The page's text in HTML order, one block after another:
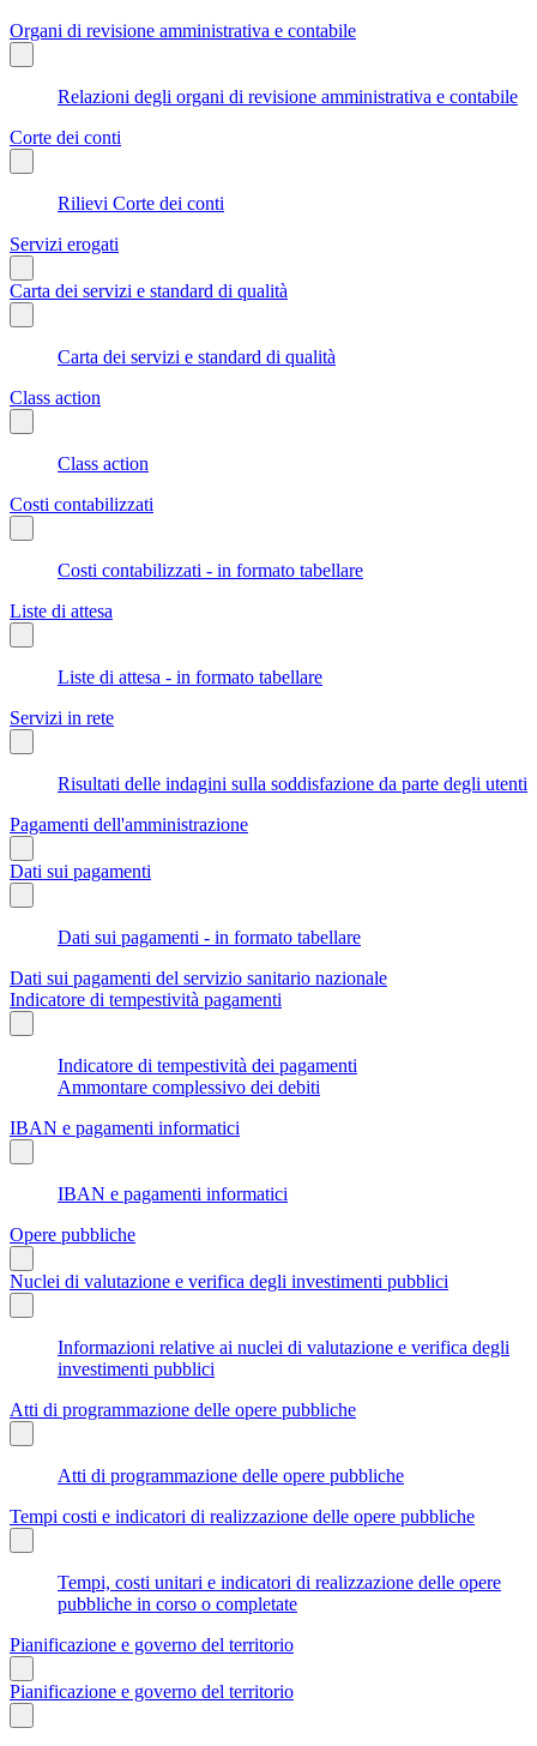
Organi di revisione amministrativa e contabile
Relazioni degli organi di revisione amministrativa e contabile
Corte dei conti
Rilievi Corte dei conti
Servizi erogati
Carta dei servizi e standard di qualità
Carta dei servizi e standard di qualità
Class action
Class action
Costi contabilizzati
Costi contabilizzati - in formato tabellare
Liste di attesa
Liste di attesa - in formato tabellare
Servizi in rete
Risultati delle indagini sulla soddisfazione da parte degli utenti
Pagamenti dell'amministrazione
Dati sui pagamenti
Dati sui pagamenti - in formato tabellare
Dati sui pagamenti del servizio sanitario nazionale
Indicatore di tempestività pagamenti
Indicatore di tempestività dei pagamenti
Ammontare complessivo dei debiti
IBAN e pagamenti informatici
IBAN e pagamenti informatici
Opere pubbliche
Nuclei di valutazione e verifica degli investimenti pubblici
Informazioni relative ai nuclei di valutazione e verifica degli
investimenti pubblici
Atti di programmazione delle opere pubbliche
Atti di programmazione delle opere pubbliche
Tempi costi e indicatori di realizzazione delle opere pubbliche
Tempi, costi unitari e indicatori di realizzazione delle opere
pubbliche in corso o completate
Pianificazione e governo del territorio
Pianificazione e governo del territorio